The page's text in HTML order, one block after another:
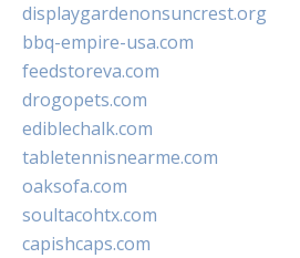
displaygardenonsuncrest.org
bbq-empire-usa.com
feedstoreva.com
drogopets.com
ediblechalk.com
tabletennisnearme.com
oaksofa.com
soultacohtx.com
capishcaps.com